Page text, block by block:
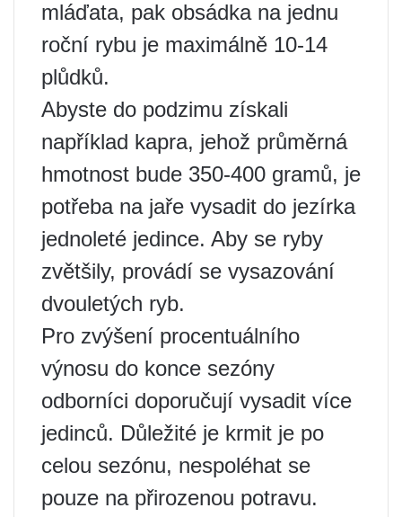
mláďata, pak obsádka na jednu
roční rybu je maximálně 10-14
plůdků.
Abyste do podzimu získali
například kapra, jehož průměrná
hmotnost bude 350-400 gramů, je
potřeba na jaře vysadit do jezírka
jednoleté jedince. Aby se ryby
zvětšily, provádí se vysazování
dvouletých ryb.
Pro zvýšení procentuálního
výnosu do konce sezóny
odborníci doporučují vysadit více
jedinců. Důležité je krmit je po
celou sezónu, nespoléhat se
pouze na přirozenou potravu.